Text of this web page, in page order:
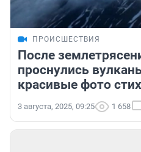
ПРОИСШЕСТВИЯ
После
проснулись
красивые фото
3 августа, 2025, 09:25 1 658